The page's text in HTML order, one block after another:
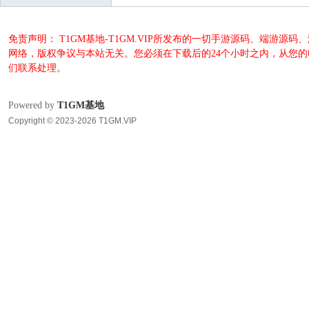
免责声明： T1GM基地-T1GM.VIP所发布的一切手游源码、端游源码
网络，版权争议与本站无关。您必须在下载后的24个小时之内，从您
们联系处理。
Powered by T1GM基地
Copyright © 2023-2026 T1GM.VIP